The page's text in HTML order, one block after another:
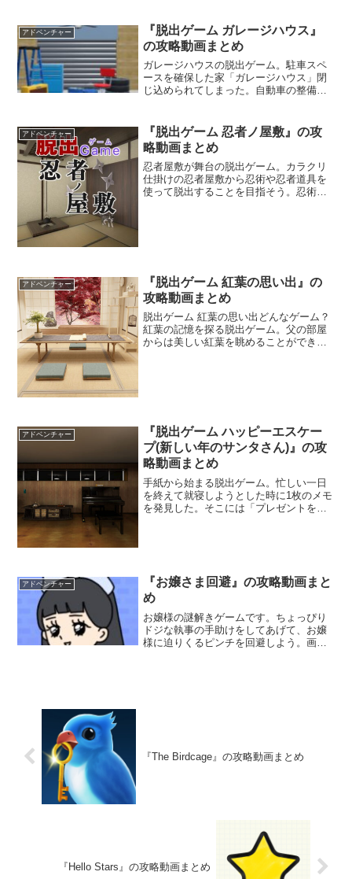
アドベンチャー
『脱出ゲーム ガレージハウス』
の攻略動画まとめ
ガレージハウスの脱出ゲーム。駐車スペ
ースを確保した家「ガレージハウス」閉
じ込められてしまった。自動車の整備な
秘密を解き明かそう。アイテム同士を合
成させることもできるぞ。
アドベンチャー
『脱出ゲーム 忍者ノ屋敷』の攻
略動画まとめ
忍者屋敷が舞台の脱出ゲーム。カラクリ
仕掛けの忍者屋敷から忍術や忍者道具を
使って脱出することを目指そう。忍術を
アドベンチャー
『脱出ゲーム 紅葉の思い出』の
攻略動画まとめ
脱出ゲーム 紅葉の思い出どんなゲーム？
紅葉の記憶を探る脱出ゲーム。父の部屋
からは美しい紅葉を眺めることができ
アドベンチャー
『脱出ゲーム ハッピーエスケー
プ(新しい年のサンタさん)』の攻
略動画まとめ
手紙から始まる脱出ゲーム。忙しい一日
を終えて就寝しようとした時に1枚のメモ
を発見した。そこには「プレゼントを用
アドベンチャー
『お嬢さま回避』の攻略動画まと
め
お嬢様の謎解きゲームです。ちょっぴり
ドジな執事の手助けをしてあげて、お嬢
様に迫りくるピンチを回避しよう。画面
『The Birdcage』の攻略動画まとめ
『Hello Stars』の攻略動画まとめ